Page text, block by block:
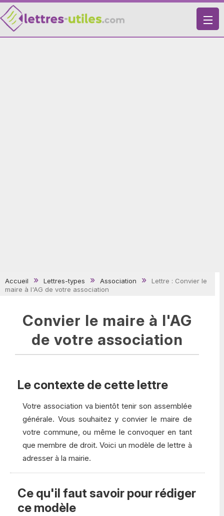
X
Accueil Lettres-types Association
Lettre : Convier le
maire à l'AG de votre association
Convier le maire à l'AG
de votre association
Le contexte de cette lettre
Votre association va bientôt tenir son assemblée
générale. Vous souhaitez y convier le maire de
votre commune, ou même le convoquer en tant
que membre de droit. Voici un modèle de lettre à
adresser à la mairie.
Ce qu'il faut savoir pour rédiger
ce modèle